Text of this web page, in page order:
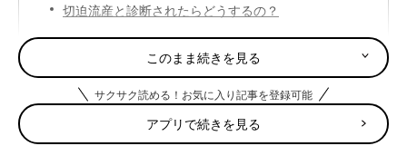
切迫流産と診断されたらどうするの？
「切迫流産」こんなときはどうする？
切迫流産の原因と症状
このまま続きを見る
サクサク読める！お気に入り記事を登録可能
アプリで続きを見る